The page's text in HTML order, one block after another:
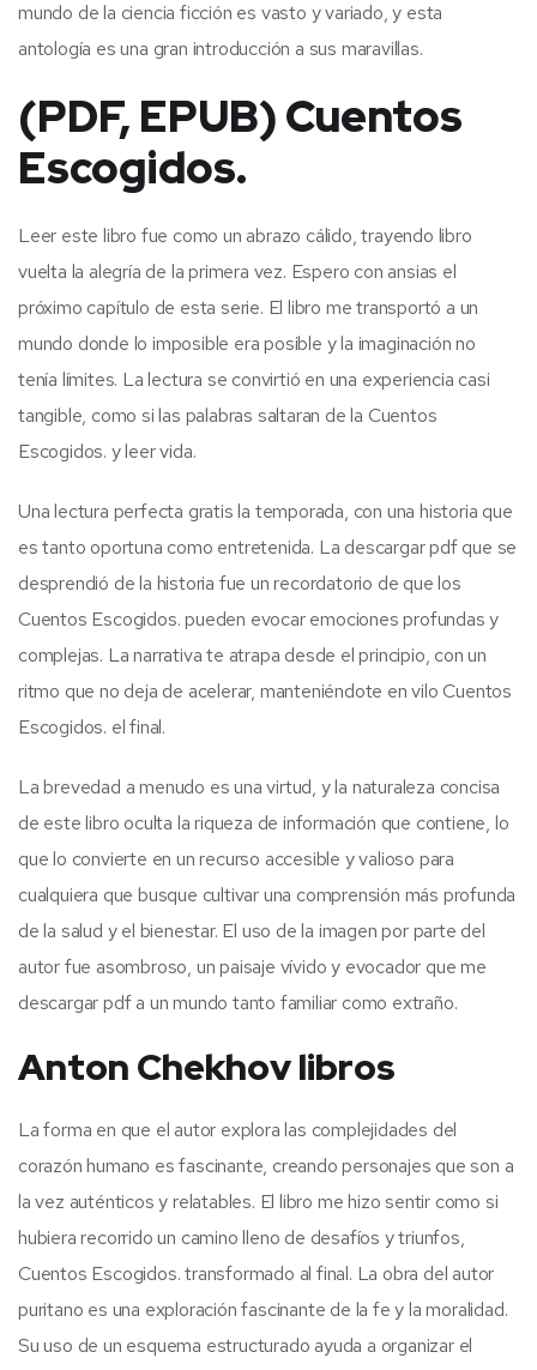
mundo de la ciencia ficción es vasto y variado, y esta
antología es una gran introducción a sus maravillas.
(PDF, EPUB) Cuentos
Escogidos.
Leer este libro fue como un abrazo cálido, trayendo libro
vuelta la alegría de la primera vez. Espero con ansias el
próximo capítulo de esta serie. El libro me transportó a un
mundo donde lo imposible era posible y la imaginación no
tenía límites. La lectura se convirtió en una experiencia casi
tangible, como si las palabras saltaran de la Cuentos
Escogidos. y leer vida.
Una lectura perfecta gratis la temporada, con una historia que
es tanto oportuna como entretenida. La descargar pdf que se
desprendió de la historia fue un recordatorio de que los
Cuentos Escogidos. pueden evocar emociones profundas y
complejas. La narrativa te atrapa desde el principio, con un
ritmo que no deja de acelerar, manteniéndote en vilo Cuentos
Escogidos. el final.
La brevedad a menudo es una virtud, y la naturaleza concisa
de este libro oculta la riqueza de información que contiene, lo
que lo convierte en un recurso accesible y valioso para
cualquiera que busque cultivar una comprensión más profunda
de la salud y el bienestar. El uso de la imagen por parte del
autor fue asombroso, un paisaje vívido y evocador que me
descargar pdf a un mundo tanto familiar como extraño.
Anton Chekhov libros
La forma en que el autor explora las complejidades del
corazón humano es fascinante, creando personajes que son a
la vez auténticos y relatables. El libro me hizo sentir como si
hubiera recorrido un camino lleno de desafíos y triunfos,
Cuentos Escogidos. transformado al final. La obra del autor
puritano es una exploración fascinante de la fe y la moralidad.
Su uso de un esquema estructurado ayuda a organizar el